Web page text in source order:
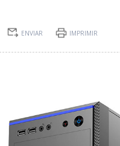
ENVIAR IMPRIMIR